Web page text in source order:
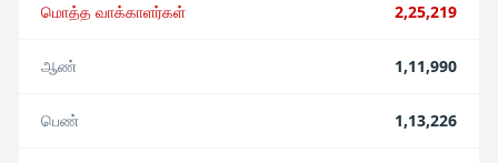
மொத்த வாக்காளர்கள் 2,25,219
ஆண் 1,11,990
பெண் 1,13,226